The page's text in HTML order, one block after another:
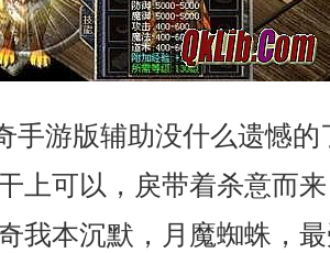
手游版辅助没什么遗憾
上可以，戾带着杀意而
我本沉默，月魔蜘蛛，